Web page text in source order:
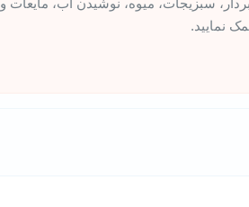
سبزیجات، میوه، نوشیدن آب، مایعات و
نمایید.